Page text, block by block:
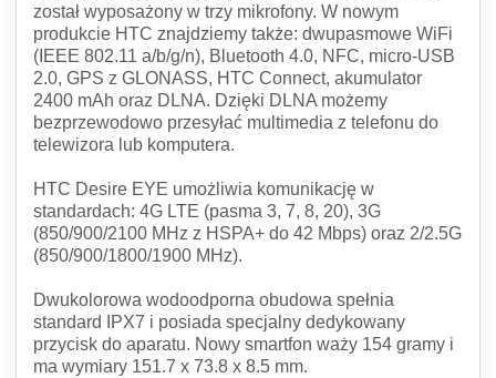
został wyposażony w trzy mikrofony. W nowym
produkcie HTC znajdziemy także: dwupasmowe WiFi
(IEEE 802.11 a/b/g/n), Bluetooth 4.0, NFC, micro-USB
2.0, GPS z GLONASS, HTC Connect, akumulator
2400 mAh oraz DLNA. Dzięki DLNA możemy
bezprzewodowo przesyłać multimedia z telefonu do
telewizora lub komputera.
HTC Desire EYE umożliwia komunikację w
standardach: 4G LTE (pasma 3, 7, 8, 20), 3G
(850/900/2100 MHz z HSPA+ do 42 Mbps) oraz 2/2.5G
(850/900/1800/1900 MHz).
Dwukolorowa wodoodporna obudowa spełnia
standard IPX7 i posiada specjalny dedykowany
przycisk do aparatu. Nowy smartfon waży 154 gramy i
ma wymiary 151.7 x 73.8 x 8.5 mm.